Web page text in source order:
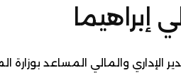
لي إبراهيما